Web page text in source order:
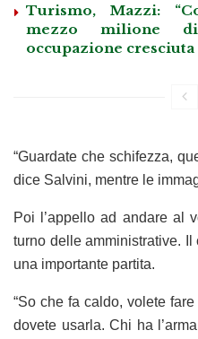
Turismo, Mazzi:
mezzo milione
occupazione cresciuta
“Guardate che schifezza,
dice Salvini, mentre le
Poi l’appello ad andare al
turno delle amministrative.
una importante partita.
“So che fa caldo, volete
dovete usarla. Chi ha